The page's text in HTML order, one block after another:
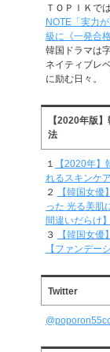
ＴＯＰＩＫで
NOTE「実力
級に《一発合
韓国ドラマは
ネイティブレ
に励む日々。
【2020年版
法
１
【2020年
れるスキンケ
２
【韓国女
った 光る美肌
間違いだらけ】
３
【韓国女
【ファンデー
Twitter